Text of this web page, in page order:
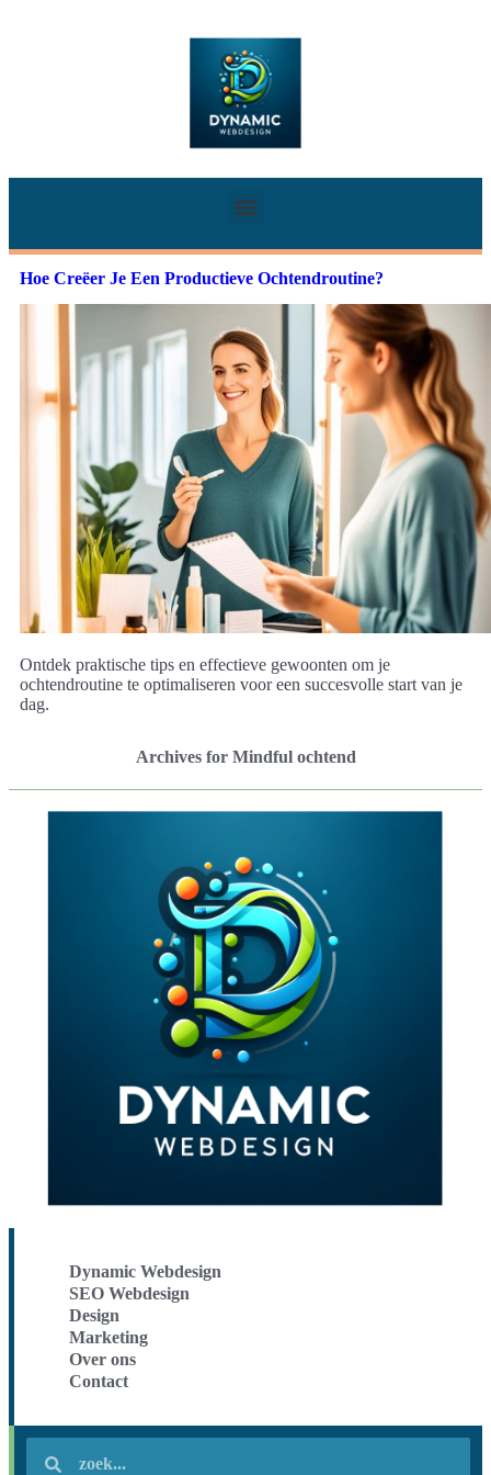
Hoe Creëer Je Een Productieve Ochtendroutine?
Ontdek praktische tips en effectieve gewoonten om je
ochtendroutine te optimaliseren voor een succesvolle start van je
dag.
Archives for Mindful ochtend
Dynamic Webdesign
SEO Webdesign
Design
Marketing
Over ons
Contact